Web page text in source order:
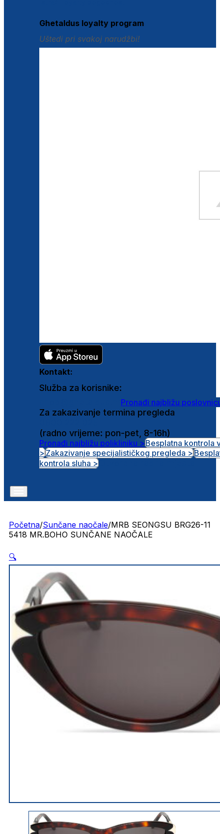
Ghetaldus loyalty program
Uštedi pri svakoj narudžbi!
Kontakt:
Služba za korisnike:
Pronađi najbližu
Za zakazivanje termina pregleda
(radno vrijeme: pon-pet, 8-16h)
Pronađi najbližu polikliniku >Besplatna kontrola
>Zakazivanje specijalističkog pregleda >
kontrola sluha >
Početna/Sunčane naočale/MRB SEONGSU BRG26-11
5418 MR.BOHO SUNČANE NAOČALE
🔍